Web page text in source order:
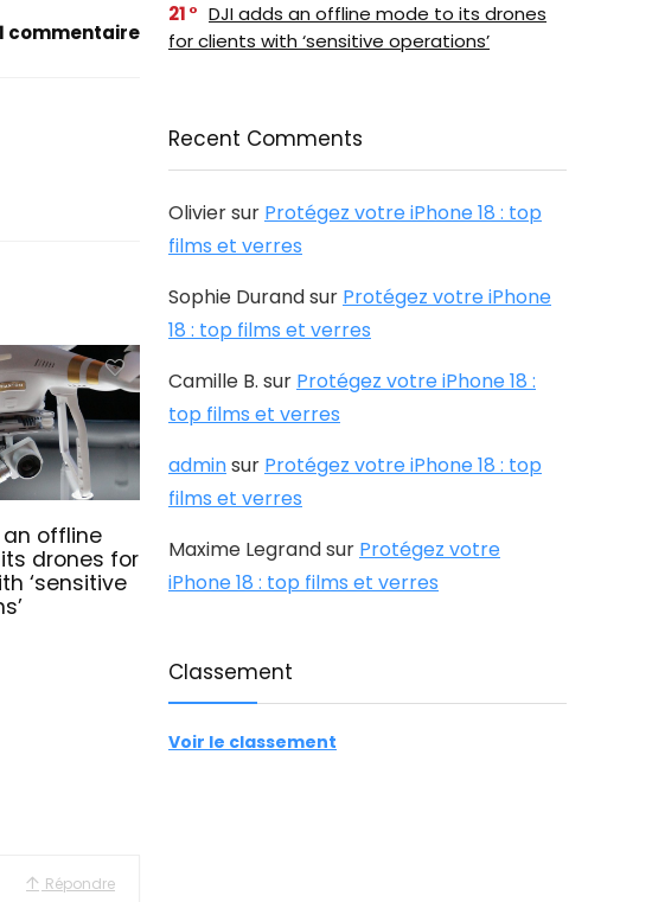
commentaire
offline
drones for
‘sensitive
Répondre
21
DJI adds an offline mode to its drones
for clients with ‘sensitive operations’
Recent Comments
Oliviersur Protégez votre iPhone 18 : top
films et verres
Sophie Durandsur Protégez votre iPhone
18 : top films et verres
Camille B. sur Protégez votre iPhone 18 :
top films et verres
adminsur Protégez votre iPhone 18 : top
films et verres
Maxime Legrandsur Protégez votre
iPhone 18 : top films et verres
Classement
Voir le classement